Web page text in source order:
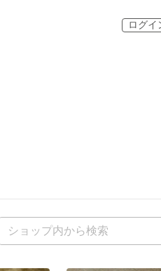
ログイ